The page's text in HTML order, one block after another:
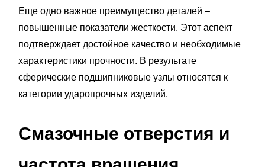
Еще одно важное преимущество деталей –
повышенные показатели жесткости. Этот аспект
подтверждает достойное качество и необходимые
характеристики прочности. В результате
сферические подшипниковые узлы относятся к
категории ударопрочных изделий.
Смазочные отверстия и